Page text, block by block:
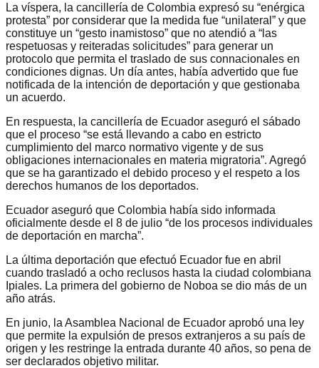
La víspera, la cancillería de Colombia expresó su “enérgica
protesta” por considerar que la medida fue “unilateral” y que
constituye un “gesto inamistoso” que no atendió a “las
respetuosas y reiteradas solicitudes” para generar un
protocolo que permita el traslado de sus connacionales en
condiciones dignas. Un día antes, había advertido que fue
notificada de la intención de deportación y que gestionaba
un acuerdo.
En respuesta, la cancillería de Ecuador aseguró el sábado
que el proceso “se está llevando a cabo en estricto
cumplimiento del marco normativo vigente y de sus
obligaciones internacionales en materia migratoria”. Agregó
que se ha garantizado el debido proceso y el respeto a los
derechos humanos de los deportados.
Ecuador aseguró que Colombia había sido informada
oficialmente desde el 8 de julio “de los procesos individuales
de deportación en marcha”.
La última deportación que efectuó Ecuador fue en abril
cuando trasladó a ocho reclusos hasta la ciudad colombiana
Ipiales. La primera del gobierno de Noboa se dio más de un
año atrás.
En junio, la Asamblea Nacional de Ecuador aprobó una ley
que permite la expulsión de presos extranjeros a su país de
origen y les restringe la entrada durante 40 años, so pena de
ser declarados objetivo militar.